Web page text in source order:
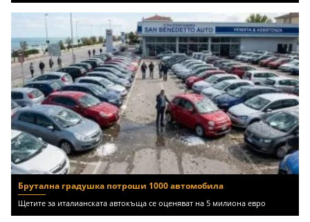
Брутална градушка потроши 1000 автомобила
Щетите за италианската автокъща се оценяват на 5 милиона евро